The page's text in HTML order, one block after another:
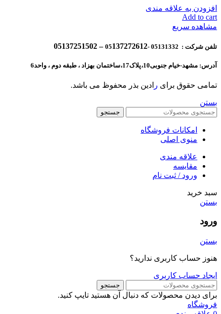
افزودن به علاقه مندی
Add to cart
مشاهده سریع
تلفن شرکت : 05131332 -05 137272612 – 05137251502
آدرس: مشهد-خیام جنوبی10،پلاک17،ساختمان بهزاد ، طبقه دوم ، واحد6
تمامی حقوق برای ر ادین بذر محفوظ می باشد.
بستن
جستجو
امکانات فروشگاه
منوی اصلی
علاقه مندی
مقایسه
ورود / ثبت نام
سبد خرید
بستن
ورود
بستن
هنوز حساب کاربری ندارید؟
ایجاد حساب کاربری
جستجو
برای دیدن محصولات که دنبال آن هستید تایپ کنید.
فروشگاه